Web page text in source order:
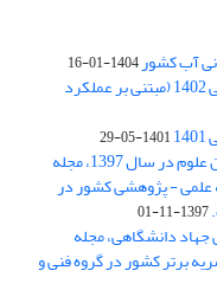
آب کشور1404-01-16
کسب رتبه الف مجلات علمی پژوهشی در ارزیابی 1402 (مبتنی بر عملکرد
1401-05-29
بر اساس ارزیابی انجام شده توسط فرهنگستان علوم در سال 1397، مجله
علمی - پژوهشی کشور در
1397-11-01
جهاد دانشگاهی، مجله
برتر کشور در گروه فنی و